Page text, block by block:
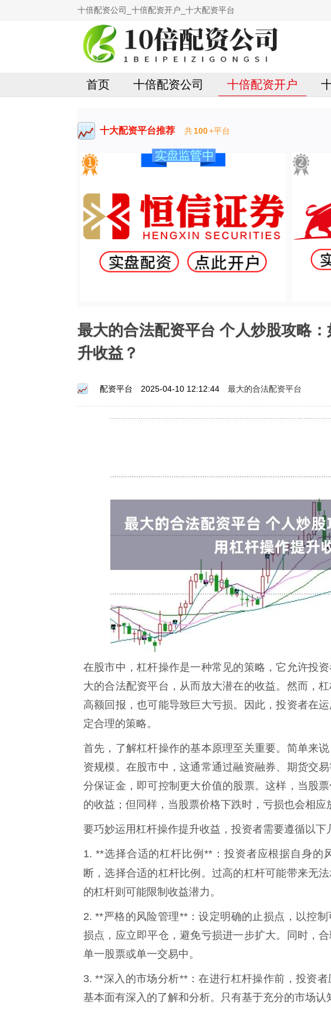
十倍配资公司_十倍配资开户_十大配资平台
首页 十倍配资公司 十倍配资开户
十大配资平台推荐 共100+平台
最大的合法配资平台 个人炒股攻略
升收益？
配资平台 2025-04-10 12:12:44 最大的合法配资平台
在股市中，杠杆操作是一种常见的策略，它允许投
大的合法配资平台，从而放大潜在的收益。然而，
高额回报，也可能导致巨大亏损。因此，投资者在
定合理的策略。
首先，了解杠杆操作的基本原理至关重要。简单来
资规模。在股市中，这通常通过融资融券、期货交
分保证金，即可控制更大价值的股票。这样，当股
的收益；但同样，当股票价格下跌时，亏损也会相应
要巧妙运用杠杆操作提升收益，投资者需要遵循以下
1. **选择合适的杠杆比例**：投资者应根据自身的
断，选择合适的杠杆比例。过高的杠杆可能带来无法
的杠杆则可能限制收益潜力。
2. **严格的风险管理**：设定明确的止损点，以控
损点，应立即平仓，避免亏损进一步扩大。同时，
单一股票或单一交易中。
3. **深入的市场分析**：在进行杠杆操作前，投资
基本面有深入的了解和分析。只有基于充分的市场认